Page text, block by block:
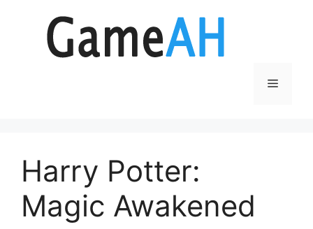
Menu
Harry Potter:
Magic Awakened